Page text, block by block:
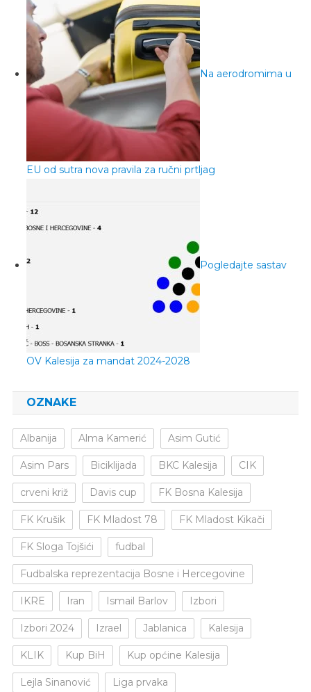
Na aerodromima u
EU od sutra nova pravila za ručni prtljag
Pogledajte sastav
OV Kalesija za mandat 2024-2028
OZNAKE
Albanija Alma Kamerić Asim Gutić
Asim Pars Biciklijada BKC Kalesija CIK
crveni križ Davis cup FK Bosna Kalesija
FK Krušik FK Mladost 78 FK Mladost Kikači
FK Sloga Tojšići fudbal
Fudbalska reprezentacija Bosne i Hercegovine
IKRE Iran Ismail Barlov Izbori
Izbori 2024 Izrael Jablanica Kalesija
KLIK Kup BiH Kup općine Kalesija
Lejla Sinanović Liga prvaka